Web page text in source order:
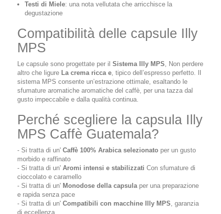
Testi di Miele: una nota vellutata che arricchisce la
degustazione
Compatibilità delle capsule Illy
MPS
Le capsule sono progettate per il Sistema Illy MPS, Non perdere
altro che ligure La crema ricca e, tipico dell’espresso perfetto. Il
sistema MPS consente un’estrazione ottimale, esaltando le
sfumature aromatiche aromatiche del caffè, per una tazza dal
gusto impeccabile e dalla qualità continua.
Perché scegliere la capsula Illy
MPS Caffè Guatemala?
- Si tratta di un' Caffè 100% Arabica selezionato per un gusto
morbido e raffinato
- Si tratta di un' Aromi intensi e stabilizzati Con sfumature di
cioccolato e caramello
- Si tratta di un' Monodose della capsulaper una preparazione
e rapida senza pace
- Si tratta di un' Compatibili con macchine Illy MPS, garanzia
di eccellenza